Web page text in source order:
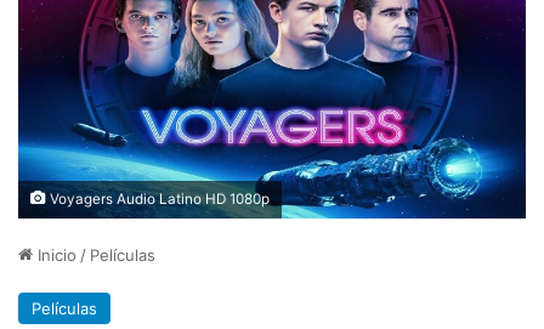
Voyagers Audio Latino HD 1080p
Inicio / Películas
Películas